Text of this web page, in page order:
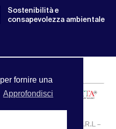
fornire una
Approfondisci
Sostenibilità e
consapevolezza ambientale
| APA SERVICE S.R.L –